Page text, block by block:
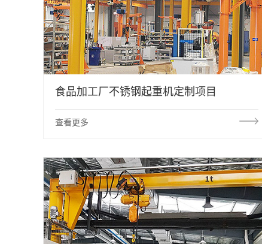
食品加工厂不锈钢起重机定制项目
查看更多